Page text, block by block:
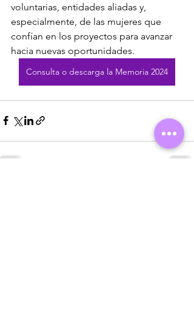
voluntarias, entidades aliadas y,
especialmente, de las mujeres que
confían en los proyectos para avanzar
hacia nuevas oportunidades.
Consulta o descarga la Memoria 2024